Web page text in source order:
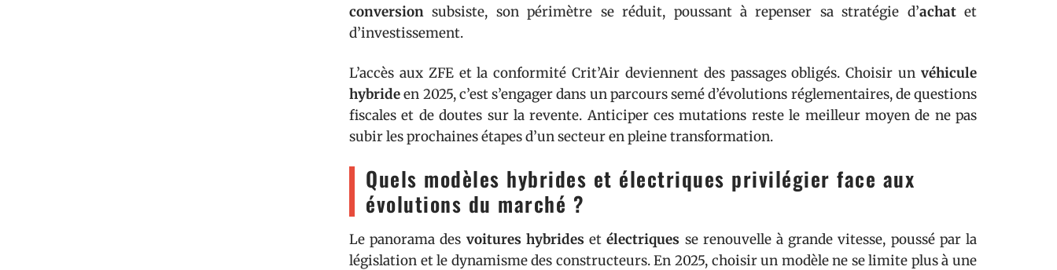
conversion subsiste, son périmètre se réduit, poussant à repenser sa stratégie d’achatet
d’investissement.
L’accès aux ZFE et la conformité Crit’Air deviennent des passages obligés. Choisir un véhicule
hybrideen 2025, c’est s’engager dans un parcours semé d’évolutions réglementaires, de questions
fiscales et de doutes sur la revente. Anticiper ces mutations reste le meilleur moyen de ne pas
subir les prochaines étapes d’un secteur en pleine transformation.
Quels modèles hybrides et électriques privilégier face aux
évolutions du marché ?
Le panorama des voitures hybrides etélectriques se renouvelle à grande vitesse, poussé par la
législation et le dynamisme des constructeurs. En 2025, choisir un modèle ne se limite plus à une